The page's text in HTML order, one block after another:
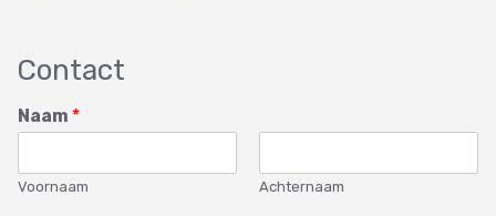
Contact
Naam *
Voornaam Achternaam